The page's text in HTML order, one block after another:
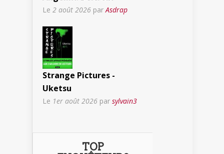
Le 2 août 2026 par Asdrap
Strange Pictures -
Uketsu
Le 1er août 2026 par sylvain3
TOP